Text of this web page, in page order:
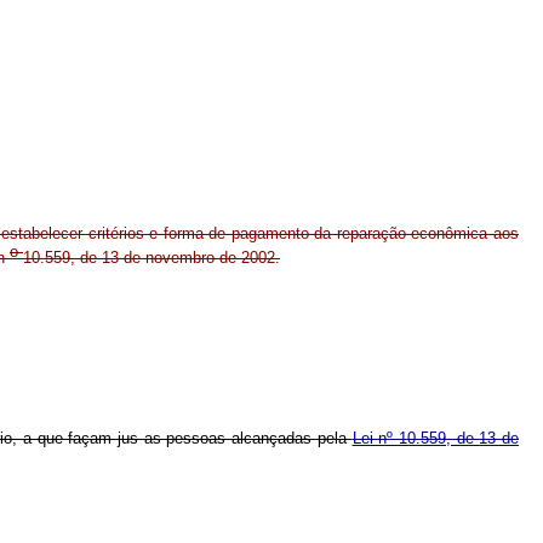
critérios e forma de pagamento da reparação econômica aos
o10.559, de 13 de novembro de 2002.
a que façam jus as pessoas alcançadas pelaLei nº 10.559, de 13 de